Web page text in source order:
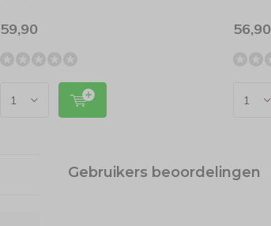
59,90 56,90
Gebruikers beoordelingen